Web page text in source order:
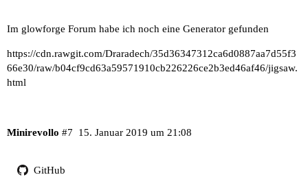
Im glowforge Forum habe ich noch eine Generator gefunden
https://cdn.rawgit.com/Draradech/35d36347312ca6d0887aa7d55f3
66e30/raw/b04cf9cd63a59571910cb226226ce2b3ed46af46/jigsaw.
html
Minirevollo 15. Januar 2019 um 21:08
#7
GitHub